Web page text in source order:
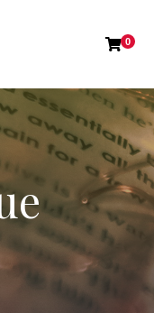
0